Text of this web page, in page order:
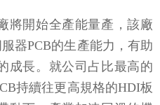
將開始全產能量產，該廠
器PCB的生產能力，有助
成長。就公司占比最高的
持續往更高規格的HDI板